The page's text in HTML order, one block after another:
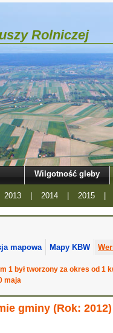
Rolniczej
Wilgotność gleby
2013 | 2014 | 2015 |
mapowa Mapy KBW
1 był tworzony za okres od
maja
gminy (Rok: 2012)